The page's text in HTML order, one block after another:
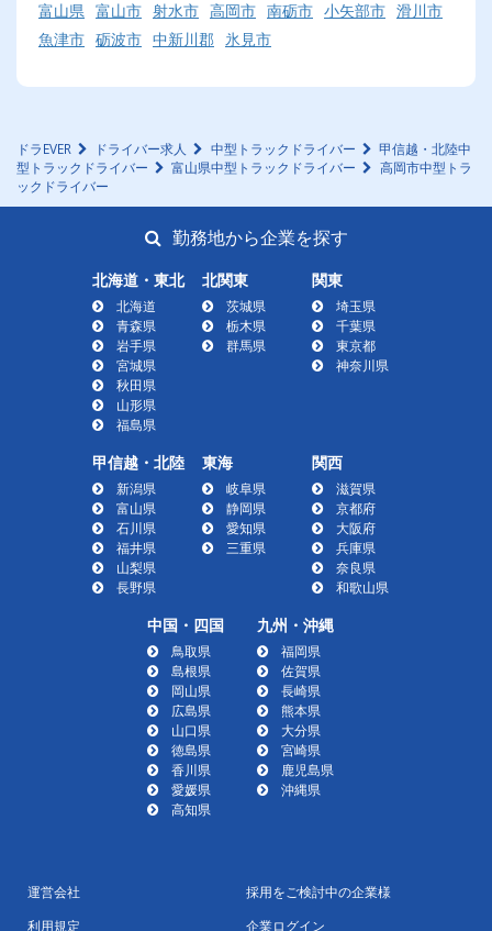
富山県 富山市 射水市 高岡市 南砺市 小矢部市 滑川市
魚津市 砺波市 中新川郡 氷見市
ドラEVER ドライバー求人 中型トラックドライバー
甲信越・北陸中
型トラックドライバー
富山県中型トラックドライバー
高岡市中型トラ
ックドライバー
勤務地から企業を探す
北海道・東北
北海道
青森県
岩手県
宮城県
秋田県
山形県
福島県
北関東
茨城県
栃木県
群馬県
関東
埼玉県
千葉県
東京都
神奈川県
甲信越・北陸
新潟県
富山県
石川県
福井県
山梨県
長野県
東海
岐阜県
静岡県
愛知県
三重県
関西
滋賀県
京都府
大阪府
兵庫県
奈良県
和歌山県
中国・四国
鳥取県
島根県
岡山県
広島県
山口県
徳島県
香川県
愛媛県
高知県
九州・沖縄
福岡県
佐賀県
長崎県
熊本県
大分県
宮崎県
鹿児島県
沖縄県
運営会社
利用規定
採用をご検討中の企業様
企業ログイン